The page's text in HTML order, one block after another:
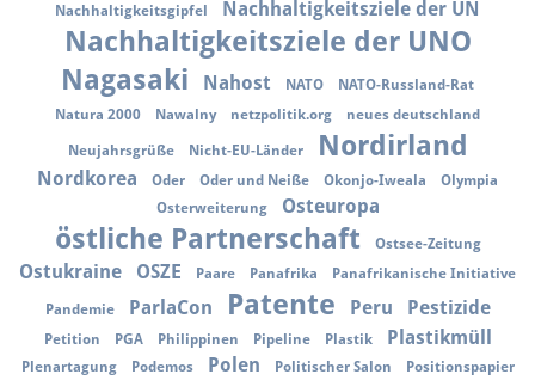
Nachhaltigkeitsgipfel Nachhaltigkeitsziele der UN
Nachhaltigkeitsziele der UNO
Nagasaki
Nahost NATO
NATO-Russland-Rat
Natura 2000
Nawalny netzpolitik.org neues deutschland
Neujahrsgrüße Nicht-EU-Länder Nordirland
Nordkorea Oder Oder und Neiße Okonjo-Iweala
Olympia
Osterweiterung
Osteuropa
östliche Partnerschaft Ostsee-Zeitung
Ostukraine OSZE Paare Panafrika Panafrikanische Initiative
Pandemie ParlaCon Patente Peru Pestizide
Petition PGA Philippinen Pipeline Plastik Plastikmüll
Plenartagung Podemos Polen Politischer Salon
Positionspapier